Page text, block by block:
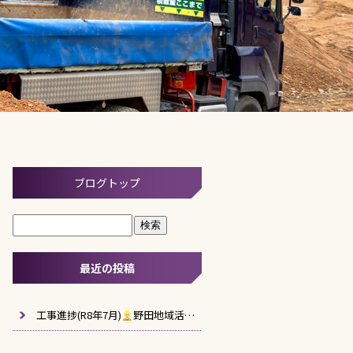
ブログトップ
最近の投稿
工事進捗(R8年7月) 野田地域活性化施設建築工事